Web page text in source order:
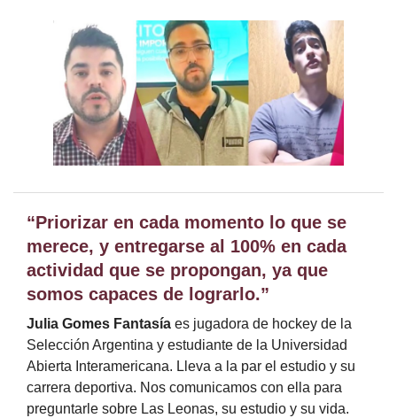
“Priorizar en cada momento lo que se
merece, y entregarse al 100% en cada
actividad que se propongan, ya que
somos capaces de lograrlo.”
Julia Gomes Fantasía es jugadora de hockey de la
Selección Argentina y estudiante de la Universidad
Abierta Interamericana. Lleva a la par el estudio y su
carrera deportiva. Nos comunicamos con ella para
preguntarle sobre Las Leonas, su estudio y su vida.